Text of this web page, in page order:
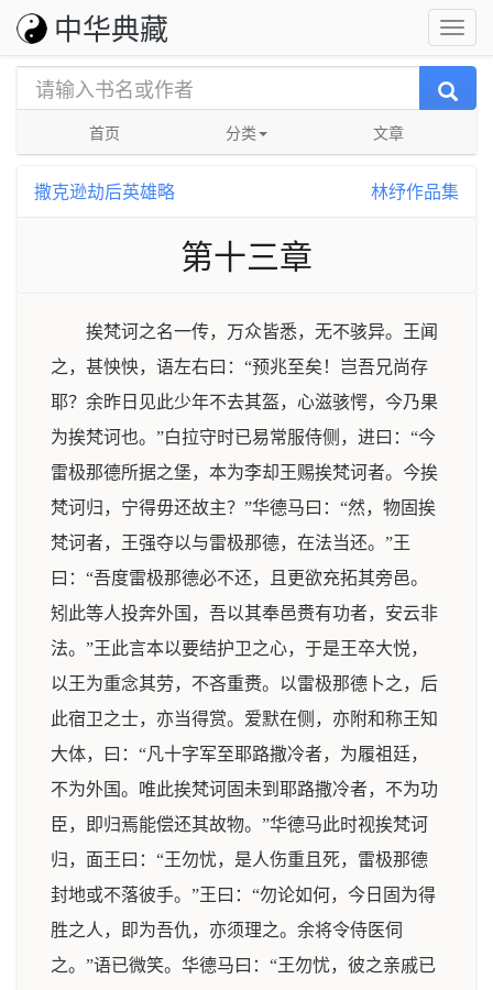
中华典藏
首页 分类 文章
撒克逊劫后英雄略 林纾作品集
第十三章
挨梵诃之名一传，万众皆悉，无不骇异。王闻
之，甚怏怏，语左右曰：“预兆至矣！岂吾兄尚存
耶？余昨日见此少年不去其盔，心滋骇愕，今乃果
为挨梵诃也。”白拉守时已易常服侍侧，进曰：“今
雷极那德所据之堡，本为李却王赐挨梵诃者。今挨
梵诃归，宁得毋还故主？”华德马曰：“然，物固挨
梵诃者，王强夺以与雷极那德，在法当还。”王
曰：“吾度雷极那德必不还，且更欲充拓其旁邑。
矧此等人投奔外国，吾以其奉邑赉有功者，安云非
法。”王此言本以要结护卫之心，于是王卒大悦，
以王为重念其劳，不吝重赉。以雷极那德卜之，后
此宿卫之士，亦当得赏。爱默在侧，亦附和称王知
大体，曰：“凡十字军至耶路撒冷者，为履祖廷，
不为外国。唯此挨梵诃固未到耶路撒冷者，不为功
臣，即归焉能偿还其故物。”华德马此时视挨梵诃
归，面王曰：“王勿忧，是人伤重且死，雷极那德
封地或不落彼手。”王曰：“勿论如何，今日固为得
胜之人，即为吾仇，亦须理之。余将令侍医伺
之。”语已微笑。华德马曰：“王勿忧，彼之亲戚已